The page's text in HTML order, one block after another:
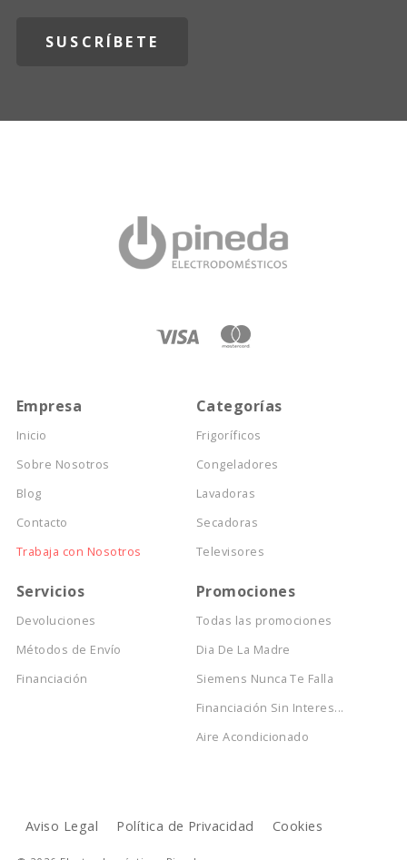
Empresa
Inicio
Sobre Nosotros
Blog
Contacto
Trabaja con Nosotros
Categorías
Frigoríficos
Congeladores
Lavadoras
Secadoras
Televisores
Servicios
Devoluciones
Métodos de Envío
Financiación
Promociones
Todas las promociones
Dia De La Madre
Siemens Nunca Te Falla
Financiación Sin Interes...
Aire Acondicionado
Aviso Legal Política de Privacidad Cookies